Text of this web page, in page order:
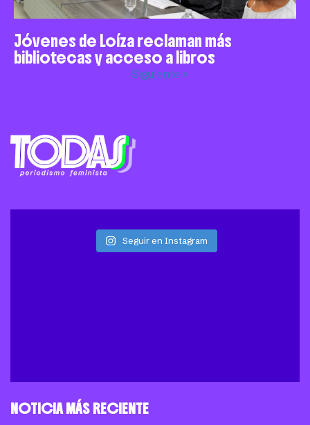
Jóvenes de Loíza reclaman más
bibliotecas y acceso a libros
Siguiente »
Seguir en Instagram
NOTICIA MÁS RECIENTE